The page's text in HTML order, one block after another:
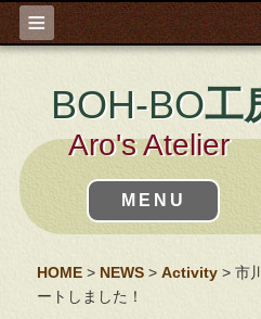
BOH-BO工
Aro's Atelier
MENU
≡
HOME> NEWS> Activity> 市
ートしました！